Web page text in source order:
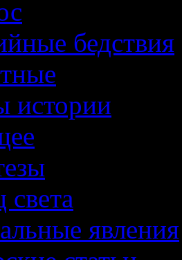
бедствия
истории
света
явления